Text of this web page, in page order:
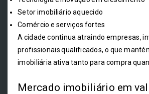
Setor imobiliário aquecido
Comércio e serviços fortes
A cidade continua atraindo empresas,
profissionais qualificados, o que
imobiliária ativa tanto para compra
Mercado imobiliário em